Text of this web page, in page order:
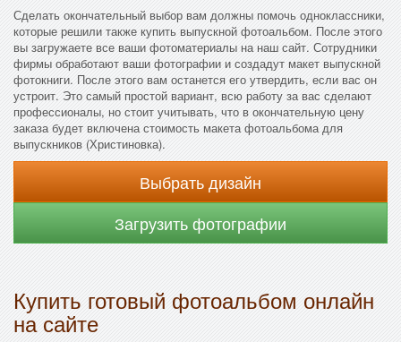
Сделать окончательный выбор вам должны помочь одноклассники,
которые решили также купить выпускной фотоальбом. После этого
вы загружаете все ваши фотоматериалы на наш сайт. Сотрудники
фирмы обработают ваши фотографии и создадут макет выпускной
фотокниги. После этого вам останется его утвердить, если вас он
устроит. Это самый простой вариант, всю работу за вас сделают
профессионалы, но стоит учитывать, что в окончательную цену
заказа будет включена стоимость макета фотоальбома для
выпускников (Христиновка).
Выбрать дизайн
Загрузить фотографии
Купить готовый фотоальбом онлайн
на сайте